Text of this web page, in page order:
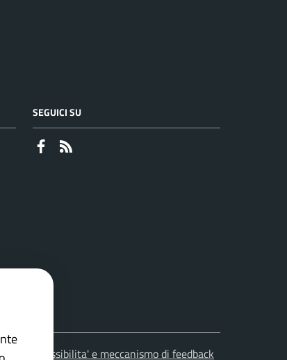
SEGUICI SU
Faceboook
Accessibilita' e meccanismo di feedback